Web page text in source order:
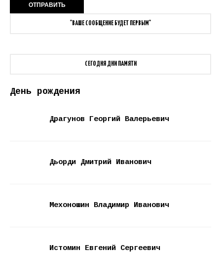
"ВАШЕ СООБЩЕНИЕ БУДЕТ ПЕРВЫМ"
СЕГОДНЯ ДНИ ПАМЯТИ
День рождения
Драгунов Георгий Валерьевич
Дьорди Дмитрий Иванович
Мехоношин Владимир Иванович
Истомин Евгений Сергеевич